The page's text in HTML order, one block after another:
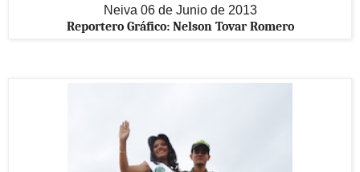
Neiva 06 de Junio de 2013
Reportero Gráfico: Nelson Tovar Romero